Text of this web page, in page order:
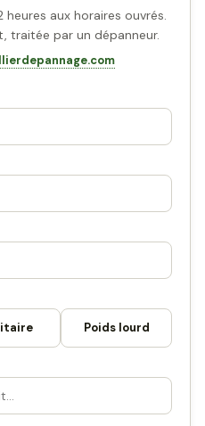
aux horaires ouvrés.
traitée par un dépanneur.
Poids lourd